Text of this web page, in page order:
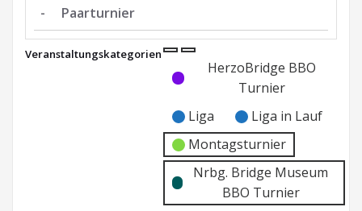
- Paarturnier
Paarturnier
Veranstaltungskategorien
Kategorie
ohne
Kategorie
HerzoBridge BBO
Turnier
Liga
Liga in Lauf
Montagsturnier
Nrbg. Bridge Museum
BBO Turnier